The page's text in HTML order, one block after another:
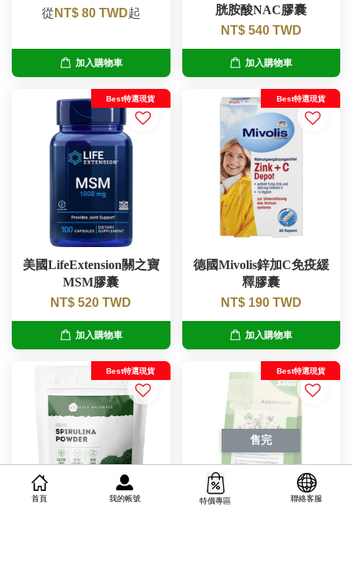
從 NT$ 80 TWD起
加入購物車
胱胺酸NAC膠囊
NT$ 540 TWD
加入購物車
Best特選現貨
美國LifeExtension關之寶
MSM膠囊
NT$ 520 TWD
加入購物車
Best特選現貨
德國Mivolis鋅加C免疫緩
釋膠囊
NT$ 190 TWD
加入購物車
Best特選現貨
售完
Best特選現貨
首頁 我的帳號 特價專區 聯絡客服